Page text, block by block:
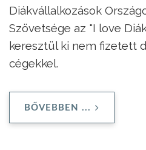
Diákvállalkozások
Szövetsége az "I love
keresztül ki nem fizetett
cégekkel.
BŐVEBBEN ...